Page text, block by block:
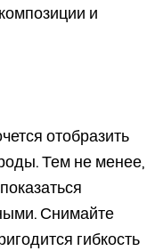
и
отобразить
Тем не менее,
Снимайте
гибкость